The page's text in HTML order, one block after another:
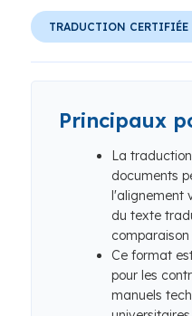
TRADUCTION CERTIFIÉE
Principaux
La
documents
l'alignement
du texte
Ce format
pour les
manuels